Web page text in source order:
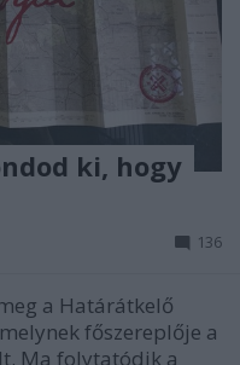
ki, hogy
136
a Határátkelő
főszereplője a
Ma folytatódik a